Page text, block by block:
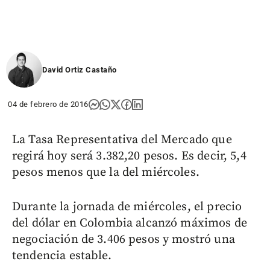
David Ortiz Castaño
04 de febrero de 2016
La Tasa Representativa del Mercado que
regirá hoy será 3.382,20 pesos. Es decir, 5,4
pesos menos que la del miércoles.
Durante la jornada de miércoles, el precio
del dólar en Colombia alcanzó máximos de
negociación de 3.406 pesos y mostró una
tendencia estable.